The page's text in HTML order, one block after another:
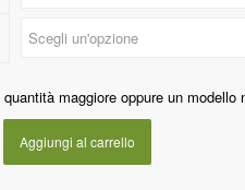
maggiore oppure un modello
Aggiungi al carrello